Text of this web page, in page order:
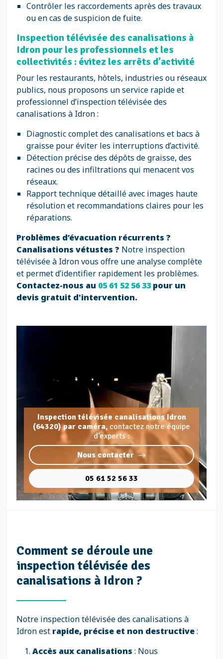
Contrôler les raccordements après des travaux
ou en cas de suspicion de fuite.
Inspection télévisée des canalisations à
Idron pour les professionnels et les
collectivités : évitez les arrêts d’activité
Pour les restaurants, hôtels, industries ou réseaux
publics, nous proposons un service rapide et
professionnel d’inspection télévisée des
canalisations à Idron :
Diagnostic complet des canalisations et bacs à
graisse pour éviter les interruptions d’activité.
Détection précise des dépôts de graisse, des
racines ou des infiltrations qui menacent vos
réseaux.
Rapport technique détaillé avec images haute
résolution et recommandations claires pour les
réparations.
Problèmes d’évacuation récurrents ?
Canalisations vétustes ? Notre inspection
télévisée à Idron vous offre une analyse complète
et permet d’identifier rapidement les problèmes.
Contactez-nous au 05 61 52 56 33 pour un
devis gratuit d'intervention.
Inspection télévisée canalisations Idron
(64320) par caméra, contactez notre équipe
d'experts :
Nous contacter
05 61 52 56 33
Comment se déroule une
inspection télévisée des
canalisations à Idron ?
Notre inspection télévisée des canalisations à
Idron est rapide, précise et non destructive:
Accès aux canalisations : Nous